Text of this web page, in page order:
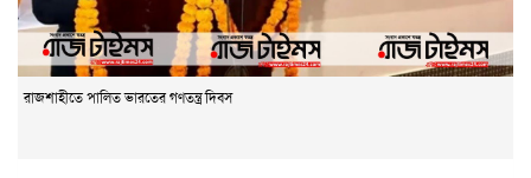
রাজশাহীতে পালিত ভারতের গণতন্ত্র দিবস